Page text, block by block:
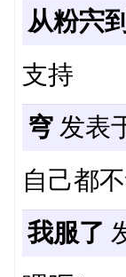
从粉宍
支持
穹发表
自己都
我服了